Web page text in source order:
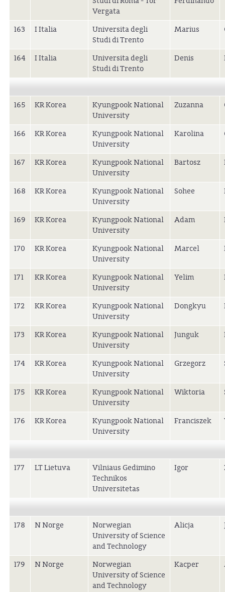
Vergata
163 I Italia
Universita degli
Studi di Trento
Marius
164 I Italia
Universita degli
Studi di Trento
Denis
165 KR Korea
Kyungpook National
University
Zuzanna
166 KR Korea
Kyungpook National
University
Karolina
167 KR Korea
Kyungpook National
University
Bartosz
168 KR Korea
Kyungpook National
University
Sohee
169 KR Korea
Kyungpook National
University
Adam
170 KR Korea
Kyungpook National
University
Marcel
171 KR Korea
Kyungpook National
University
Yelim
172 KR Korea
Kyungpook National
University
Dongkyu
173 KR Korea
Kyungpook National
University
Junguk
174 KR Korea
Kyungpook National
University
Grzegorz
175 KR Korea
Kyungpook National
University
Wiktoria
176 KR Korea
Kyungpook National
University
Franciszek
177 LT Lietuva
Vilniaus Gedimino
Technikos
Universitetas
Igor
178 N Norge
Norwegian
University of Science
and Technology
Alicja
179 N Norge
Norwegian
University of Science
and Technology
Kacper